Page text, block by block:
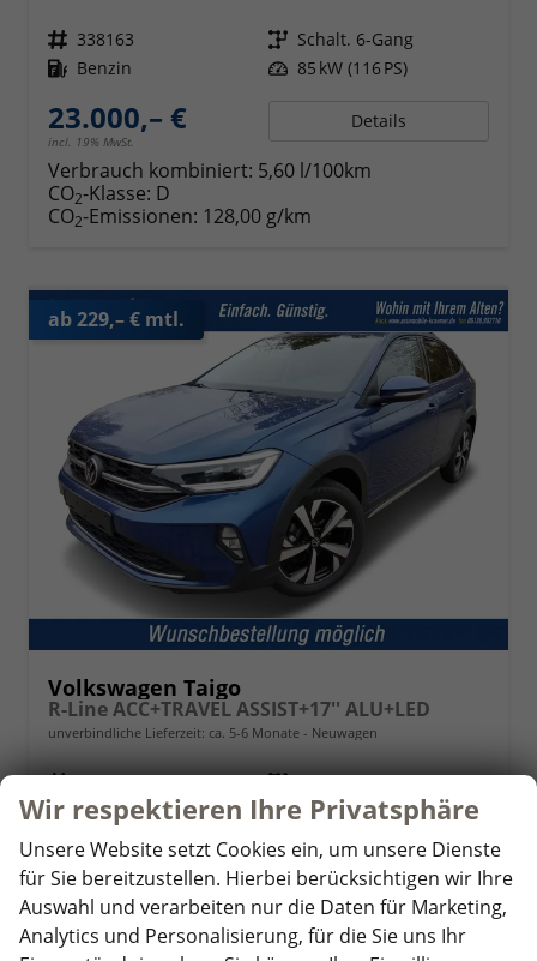
Fahrzeugnr. 338163 Getriebe Schalt. 6-Gang
Kraftstoff Benzin Leistung 85 kW (116 PS)
23.000,– €
incl. 19% MwSt.
Details
Verbrauch kombiniert: 5,60 l/100km
CO2-Klasse: D
CO2-Emissionen: 128,00 g/km
ab 229,– € mtl.
Volkswagen Taigo
R-Line ACC+TRAVEL ASSIST+17'' ALU+LED
unverbindliche Lieferzeit: ca. 5-6 Monate Neuwagen
Fahrzeugnr. 338161 Getriebe
Doppelkupplungsgetriebe (DSG)
Kraftstoff Benzin Leistung 85 kW (116 PS)
23.630,– €
incl. 19% MwSt.
Details
Verbrauch kombiniert:5,70 l/100km
CO2-Klasse: D
Wir respektieren Ihre Privatsphäre
Unsere Website setzt Cookies ein, um unsere Dienste
für Sie bereitzustellen. Hierbei berücksichtigen wir Ihre
Auswahl und verarbeiten nur die Daten für Marketing,
Analytics und Personalisierung, für die Sie uns Ihr